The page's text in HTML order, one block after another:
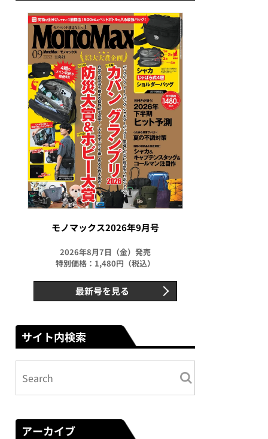
モノマックス2026年9月号
2026年8月7日（金）発売
特別価格：1,480円（税込）
最新号を見る
サイト内検索
アーカイブ